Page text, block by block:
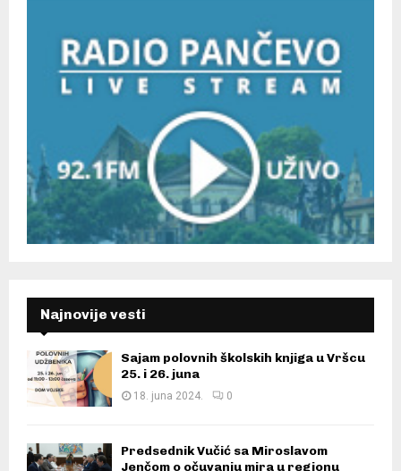
Najnovije vesti
Sajam polovnih školskih knjiga u Vršcu
25. i 26. juna
18. juna 2024. 0
Predsednik Vučić sa Miroslavom
Jenčom o očuvanju mira u regionu